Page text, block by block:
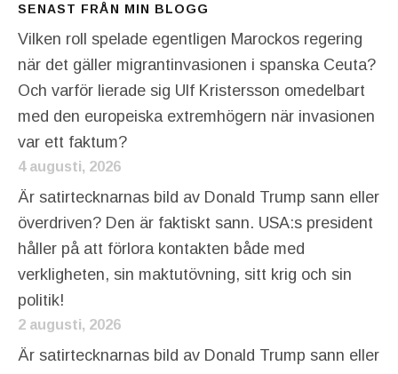
SENAST FRÅN MIN BLOGG
Vilken roll spelade egentligen Marockos regering
när det gäller migrantinvasionen i spanska Ceuta?
Och varför lierade sig Ulf Kristersson omedelbart
med den europeiska extremhögern när invasionen
var ett faktum?
4 augusti, 2026
Är satirtecknarnas bild av Donald Trump sann eller
överdriven? Den är faktiskt sann. USA:s president
håller på att förlora kontakten både med
verkligheten, sin maktutövning, sitt krig och sin
politik!
2 augusti, 2026
Är satirtecknarnas bild av Donald Trump sann eller